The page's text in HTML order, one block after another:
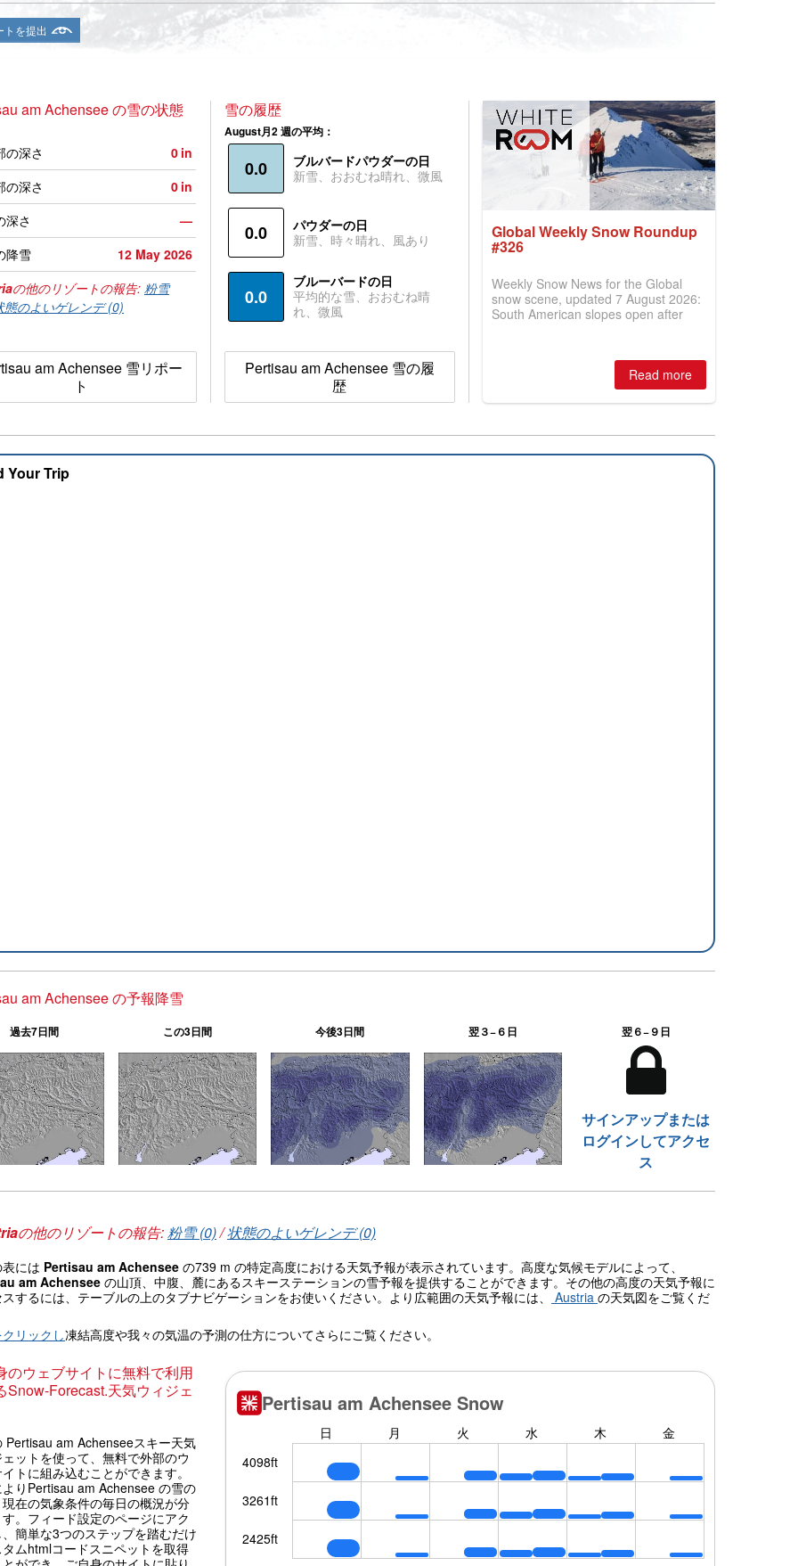
トを提出
am Achensee の雪の状態
の深さ 0 in
の深さ
0 in
深さ
—
降雪
12 May 2026
の他のリゾートの報告: 粉雪
態のよいゲレンデ (0)
am Achensee 雪リポー
ト
雪の履歴
August月2 週の平均：
0.0
ブルバードパウダーの日
新雪、おおむね晴れ、微風
0.0
パウダーの日
新雪、時々晴れ、風あり
0.0
ブルーバードの日
平均的な雪、おおむね晴
れ、微風
Pertisau am Achensee 雪の履
歴
Global Weekly Snow Roundup
#326
Weekly Snow News for the Global
snow scene, updated 7 August 2026:
South American slopes open after
Australian areas open most terrain of
2026, northern hemisphere down to
two outdoor areas still open.
Read more
Your Trip
am Achensee の予報降雪
過去7日間 この3日間 今後3日間 翌３−６日 翌６−９日
サインアップまたは
ログインしてアクセ
ス
の他のリゾートの報告:粉雪 (0)/状態のよいゲレンデ (0)
には Pertisau am Achensee の739 m の特定高度における天気予報が表示されています。高度な気候モデルによって、
am Achensee の山頂、中腹、麓にあるスキーステーションの雪予報を提供することができます。その他の高度の天気予報に
するには、テーブルの上のタブナビゲーションをお使いください。より広範囲の天気予報には、
Austria の天気図をご覧くだ
リックし凍結高度や我々の気温の予測の仕方についてさらにご覧ください。
のウェブサイトに無料で利用
Snow-Forecast.天気ウィジェ
Pertisau am Achenseeスキー天気
ットを使って、無料で外部のウ
トに組み込むことができます。
りPertisau am Achensee の雪の
在の気象条件の毎日の概況が分
。フィード設定のページにアク
簡単な3つのステップを踏むだけ
ムhtmlコードスニペットを取得